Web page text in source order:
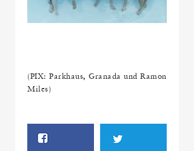
(PIX: Parkhaus, Granada und Ramon
Miles)